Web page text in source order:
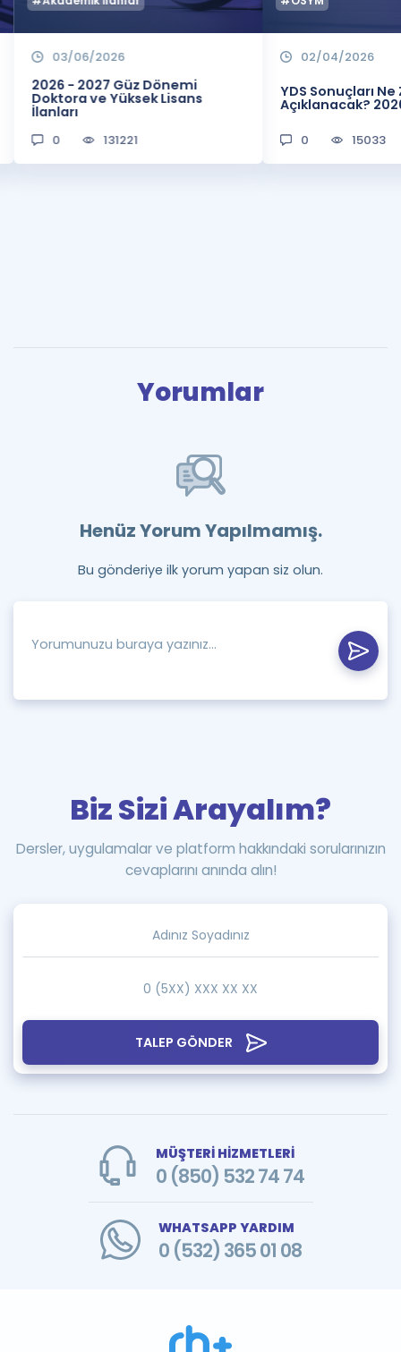
03/06/2026
2026 - 2027 Güz Dönemi
Doktora ve Yüksek Lisans
İlanları
0 131221
02/04/2026
YDS Sonuçları
Açıklanacak?
0 15033
Yorumlar
Henüz Yorum Yapılmamış.
Bu gönderiye ilk yorum yapan siz olun.
TALEP GÖNDER
Biz Sizi Arayalım?
Dersler, uygulamalar ve platform hakkındaki sorularınızın
cevaplarını anında alın!
MÜŞTERİ HİZMETLERİ
0 (850) 532 74 74
WHATSAPP YARDIM
0 (532) 365 01 08